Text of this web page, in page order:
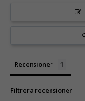
Recensioner
Filtrera recensioner